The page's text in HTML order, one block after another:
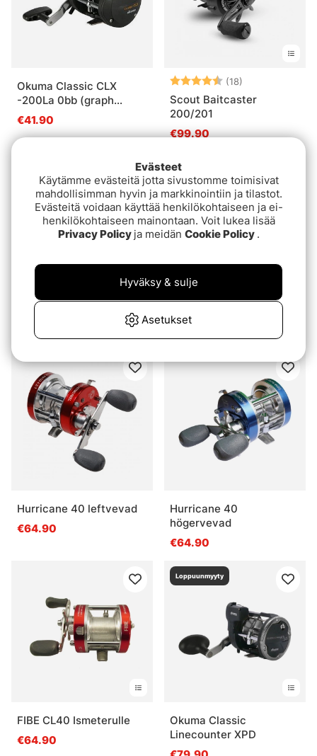
Okuma Classic CLX
-200La 0bb (graph
spool)
€41.90
Arvio: (18)
Scout Baitcaster
200/201
€99.90
Okuma Classic CLX 300
€54.90
Fladen Warbird GCT20
Hurricane 40 leftvevad
€64.90
Hurricane 40
högervevad
€64.90
FIBE CL40 Ismeterulle
€64.90
Loppuunmyyty
Okuma Classic
Linecounter XPD
Evästeet
Käytämme evästeitä jotta sivustomme toimisivat
mahdollisimman hyvin ja markkinointiin ja tilastot.
Evästeitä voidaan käyttää henkilökohtaiseen ja ei-
henkilökohtaiseen mainontaan. Voit lukea lisää
Privacy Policy ja meidän Cookie Policy .
Asetukset
Hyväksy & sulje